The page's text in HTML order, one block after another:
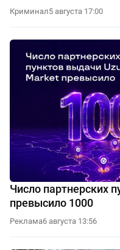
Криминал5 августа 17:00
Число партнерских
превысило 1000
Реклама6 августа 13:56